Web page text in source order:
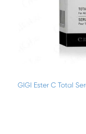
GIGI Ester C Total